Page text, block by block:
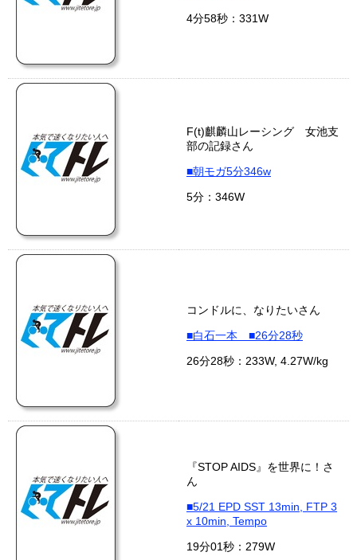
4分58秒：331W
F(t)麒麟山レーシング 女池支
部の記録さん
■朝モガ5分346w
5分：346W
コンドルに、なりたいさん
■白石一本 ■26分28秒
26分28秒：233W, 4.27W/kg
『STOP AIDS』を世界に！さ
ん
■5/21 EPD SST 13min, FTP 3
x 10min, Tempo
19分01秒：279W